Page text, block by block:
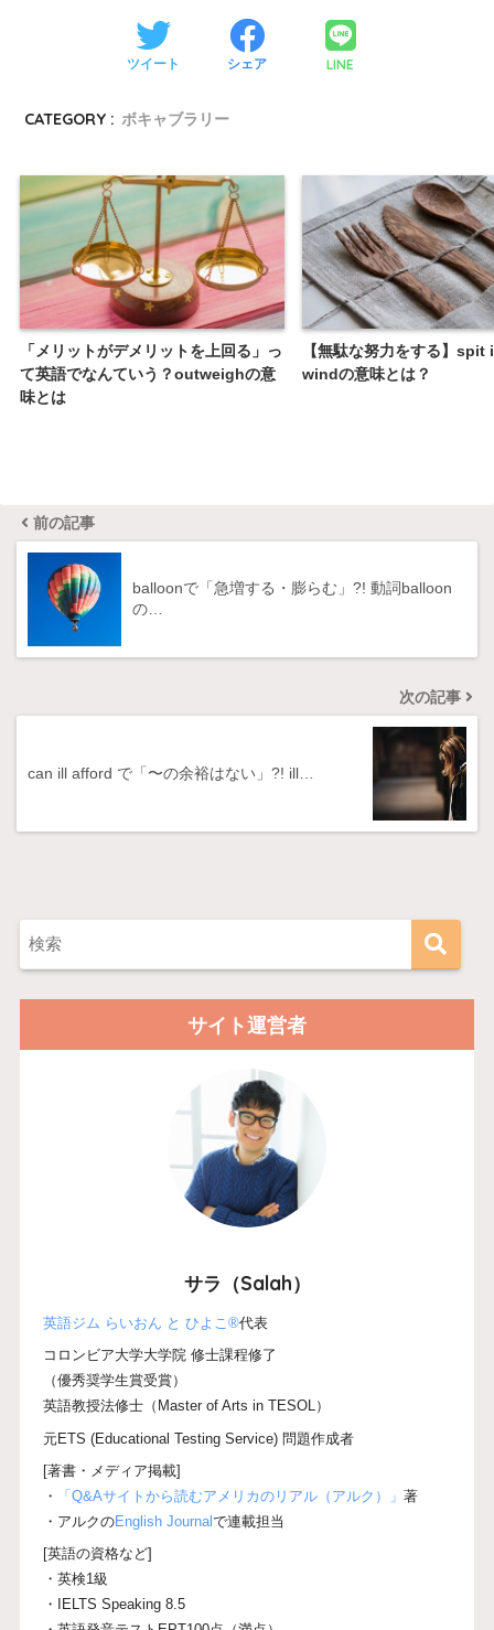
ツイート シェア LINE
CATEGORY : ボキャブラリー
「メリットがデメリットを上回る」っ
て英語でなんていう？outweighの意
味とは
【無駄な努力をする】spit
windの意味とは？
前の記事
balloonで「急増する・膨らむ」?! 動詞balloon
の…
次の記事
can ill afford で「〜の余裕はない」?! ill…
サイト運営者
サラ（Salah）
英語ジム らいおん と ひよこ®代表
コロンビア大学大学院 修士課程修了
（優秀奨学生賞受賞）
英語教授法修士（Master of Arts in TESOL）
元ETS (Educational Testing Service) 問題作成者
[著書・メディア掲載]
・
「Q&Aサイトから読むアメリカのリアル（アルク）」著
・アルクのEnglish Journalで連載担当
[英語の資格など]
・英検1級
・IELTS Speaking 8.5